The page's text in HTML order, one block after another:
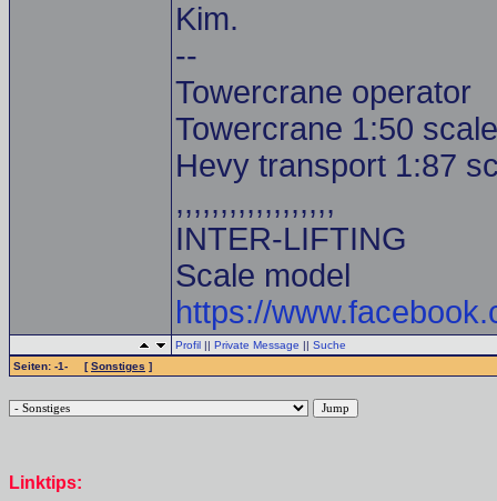
Kim.
--
Towercrane operator
Towercrane 1:50
Hevy transport 1:87
,,,,,,,,,,,,,,,,,,
INTER-LIFTING
Scale model
https://
Profil || Private Message || Suche
Seiten: -1- [Sonstiges ]
Linktips: